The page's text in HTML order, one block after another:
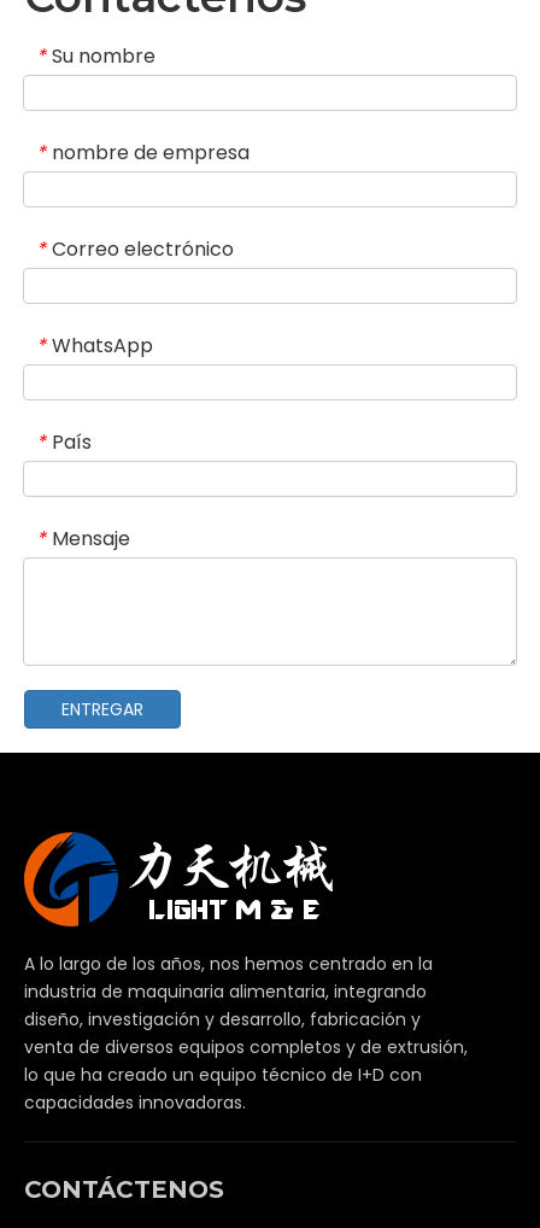
* Su nombre
* nombre de empresa
* Correo electrónico
* WhatsApp
* País
* Mensaje
ENTREGAR
A lo largo de los años, nos hemos centrado en la
industria de maquinaria alimentaria, integrando
diseño, investigación y desarrollo, fabricación y
venta de diversos equipos completos y de extrusión,
lo que ha creado un equipo técnico de I+D con
capacidades innovadoras.
CONTÁCTENOS